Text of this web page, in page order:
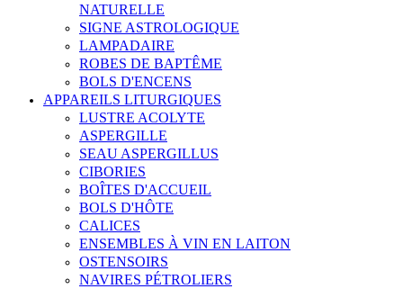
NATURELLE
SIGNE ASTROLOGIQUE
LAMPADAIRE
ROBES DE BAPTÊME
BOLS D'ENCENS
APPAREILS LITURGIQUES
LUSTRE ACOLYTE
ASPERGILLE
SEAU ASPERGILLUS
CIBORIES
BOÎTES D'ACCUEIL
BOLS D'HÔTE
CALICES
ENSEMBLES À VIN EN LAITON
OSTENSOIRS
NAVIRES PÉTROLIERS